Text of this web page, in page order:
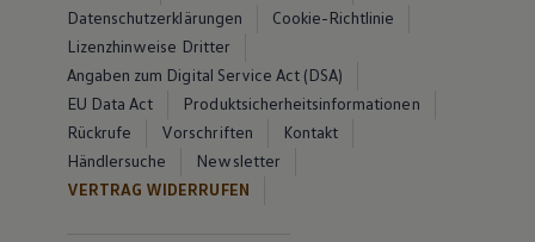
Datenschutzerklärungen
Cookie-Richtlinie
Lizenzhinweise Dritter
Angaben zum Digital Service Act (DSA)
EU Data Act
Produktsicherheitsinformationen
Rückrufe
Vorschriften
Kontakt
Händlersuche
Newsletter
VERTRAG WIDERRUFEN